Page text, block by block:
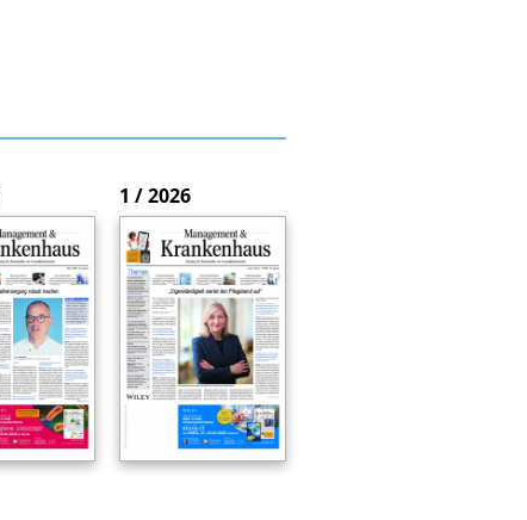
1 / 2026